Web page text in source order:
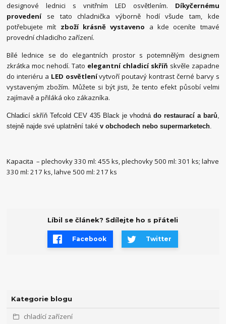
Kategorie blogu
chladící zařízení
designové lednici s vnitřním LED osvětlením. Díkyčernému
provedeníse tato chladnička výborně hodí všude tam, kde
potřebujete mít zboží krásně vystaveno a kde oceníte tmavé
provední chladicího zařízení.
Bílé lednice se do elegantních prostor s potemnělým designem
zkrátka moc nehodí. Tato elegantní chladicí skříň skvěle zapadne
do interiéru a LED osvětlenívytvoří poutavý kontrast černé barvy s
vystaveným zbožím. Můžete si být jisti, že tento efekt působí velmi
zajímavě a přiláká oko zákazníka.
Chladicí skříň Tefcold CEV 435 Black je vhodná do restaurací a barů
stejně najde své uplatnění takév obchodech nebo supermarketech
Kapacita – plechovky 330 ml: 455 ks, plechovky 500 ml: 301 ks; lahve
330 ml: 217 ks, lahve 500 ml: 217 ks
Líbil se článek? Sdílejte ho s přáteli
Facebook Twitter